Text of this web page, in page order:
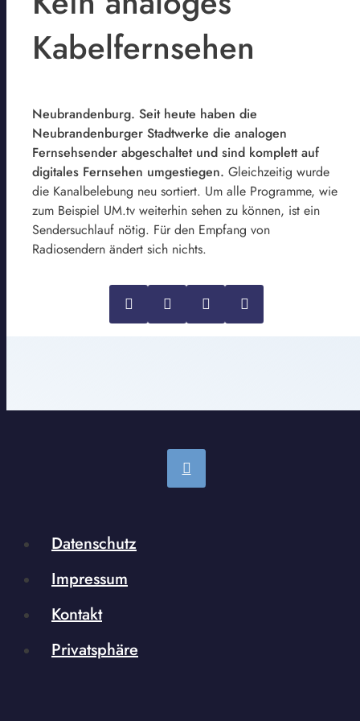
Kabelfernsehen
Neubrandenburg. Seit heute haben die
Neubrandenburger Stadtwerke die analogen
Fernsehsender abgeschaltet und sind komplett auf
digitales Fernsehen umgestiegen. Gleichzeitig wurde
die Kanalbelebung neu sortiert. Um alle Programme, wie
zum Beispiel UM.tv weiterhin sehen zu können, ist ein
Sendersuchlauf nötig. Für den Empfang von
Radiosendern ändert sich nichts.
Datenschutz
Impressum
Kontakt
Privatsphäre